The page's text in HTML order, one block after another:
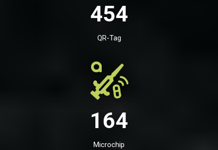
454
QR-Tag
164
Microchip